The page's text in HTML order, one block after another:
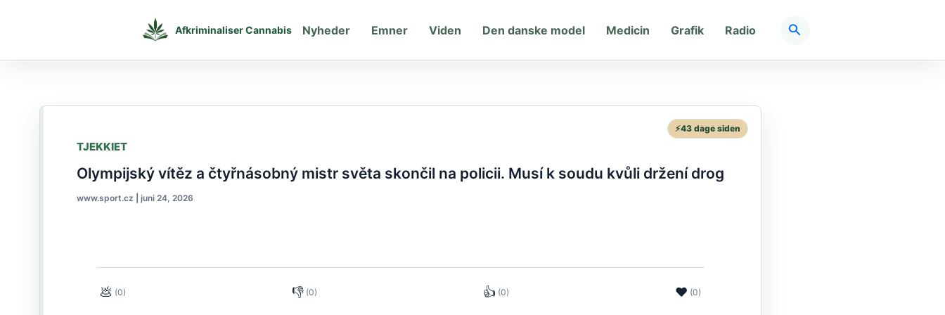
Afkriminaliser Cannabis Nyheder Emner Viden Den danske model Medicin Grafik Radio Søg
TJEKKIET
Olympijský vítěz a čtyřnásobný mistr světa skončil na policii. Musí k soudu kvůli držení drog
www.sport.cz juni 24, 2026
💩 (0) 👎 (0) 👍 (0) ❤ (0)
⚡43 dage siden